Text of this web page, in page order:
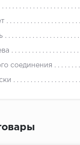
соединения